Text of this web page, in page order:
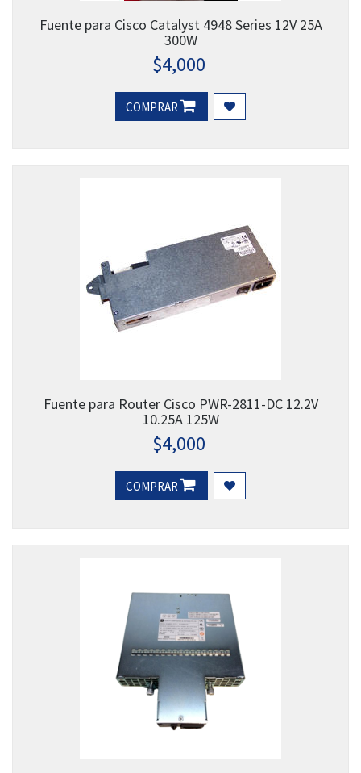
Fuente para Cisco Catalyst 4948 Series 12V 25A
300W
$4,000
COMPRAR
Fuente para Router Cisco PWR-2811-DC 12.2V
10.25A 125W
$4,000
COMPRAR